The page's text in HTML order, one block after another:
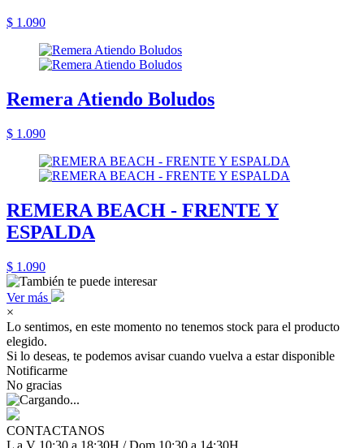
$ 1.090
Remera Atiendo Boludos
$ 1.090
REMERA BEACH - FRENTE Y
ESPALDA
$ 1.090
Ver más
×
Lo sentimos, en este momento no tenemos stock para el producto
elegido.
Si lo deseas, te podemos avisar cuando vuelva a estar disponible
Notificarme
No gracias
CONTACTANOS
L a V 10:30 a 18:30H / Dom 10:30 a 14:30H